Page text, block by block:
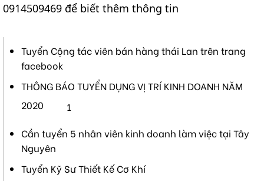
0914509469 để biết thêm thông tin
Tuyển Cộng tác viên bán hàng thái Lan trên trang
facebook
THÔNG BÁO TUYỂN DỤNG VỊ TRÍ KINH DOANH NĂM
2020
1
Cần tuyển 5 nhân viên kinh doanh làm việc tại Tây
Nguyên
Tuyển Kỹ Sư Thiết Kế Cơ Khí